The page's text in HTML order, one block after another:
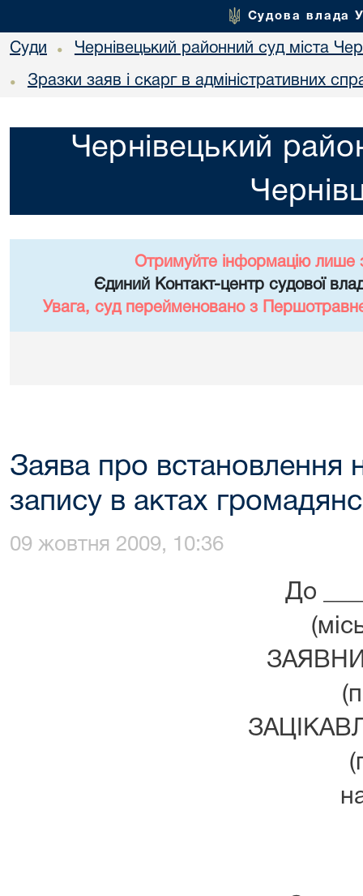
Судова влада
Суди • Чернівецький районний суд міста
• Зразки заяв і скарг в адміністративних
Чернівецький
Отримуйте інформацію лише
Єдиний Контакт-центр судової
Увага, суд перейменовано з
Заява про встановлення
запису в актах
09 жовтня 2009, 10:36
До